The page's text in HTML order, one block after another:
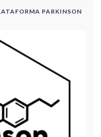
PARKINSON